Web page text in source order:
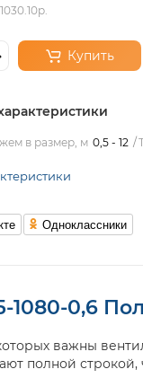
Купить
в размер, м 0,5 - 12
Одноклассники
0,6
важны
полной